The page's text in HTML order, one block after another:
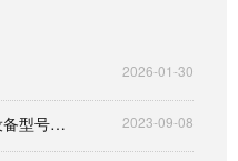
2026-01-30
工信部修订发布无线电发射设备型号核准证书样式和代码编码规则 2023-09-08